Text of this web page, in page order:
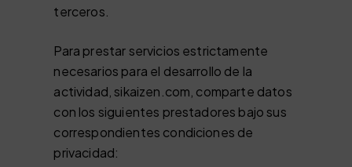
terceros.
Para prestar servicios estrictamente
necesarios para el desarrollo de la
actividad, sikaizen.com, comparte datos
con los siguientes prestadores bajo sus
correspondientes condiciones de
privacidad: